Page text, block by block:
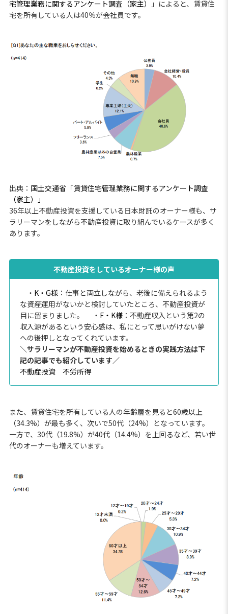
宅管理業務に関するアンケート調査（家主）
」によると、賃貸住
宅を所有している人は40％が会社員です。
出典： 国土交通省「賃貸住宅管理業務に関するアンケート調査
（家主）」
36年以上不動産投資を支援している日本財託のオーナー様も、サ
ラリーマンをしながら不動産投資に取り組んでいるケースが多く
あります。
不動産投資をしているオーナー様の声
・ K・G様：仕事と両立しながら、老後に備えられるよう
な資産運用がないかと検討していたところ、不動産投資が
目に留まりました。
・ F・K様：不動産収入という第2の
収入源があるという安心感は、私にとって思いがけない夢
への後押しとなってくれています。
＼サラリーマンが不動産投資を始めるときの実践方法は下
記の記事でも紹介しています／
不動産投資 不労所得
また、賃貸住宅を所有している人の年齢層を見ると60歳以上
（34.3%）が最も多く、次いで50代（24%）となっています。
一方で、30代（19.8%）が40代（14.4%）を上回るなど、若い世
代のオーナーも増えています。